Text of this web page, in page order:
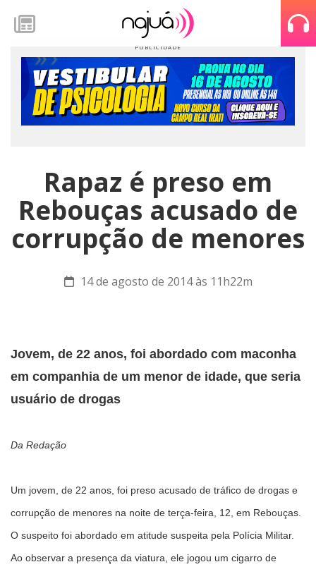
Rapaz é preso em
Rebouças acusado de
corrupção de menores
14 de agosto de 2014 às 11h22m
Jovem, de 22 anos, foi abordado com maconha
em companhia de um menor de idade, que seria
usuário de drogas
Da Redação
Um jovem, de 22 anos, foi preso acusado de tráfico de drogas e
corrupção de menores na noite de terça-feira, 12, em Rebouças.
O suspeito foi abordado em atitude suspeita pela Polícia Militar.
Ao observar a presença da viatura, ele jogou um cigarro de